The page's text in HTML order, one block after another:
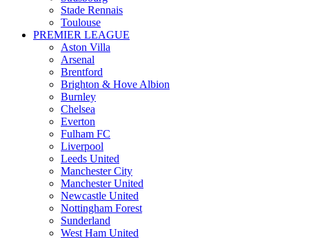
Stade Rennais
Toulouse
PREMIER LEAGUE
Aston Villa
Arsenal
Brentford
Brighton & Hove Albion
Burnley
Chelsea
Everton
Fulham FC
Liverpool
Leeds United
Manchester City
Manchester United
Newcastle United
Nottingham Forest
Sunderland
West Ham United